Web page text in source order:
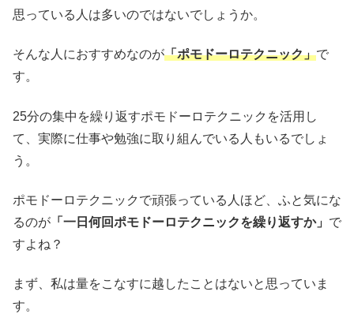
思っている人は多いのではないでしょうか。
そんな人におすすめなのが「ポモドーロテクニック」で
す。
25分の集中を繰り返すポモドーロテクニックを活用し
て、実際に仕事や勉強に取り組んでいる人もいるでしょ
う。
ポモドーロテクニックで頑張っている人ほど、ふと気にな
るのが 「一日何回ポモドーロテクニックを繰り返すか」 で
すよね？
まず、私は量をこなすに越したことはないと思っていま
す。